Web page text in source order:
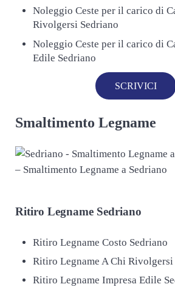
Noleggio Ceste per il carico di
Rivolgersi Sedriano
Noleggio Ceste per il carico di
Edile Sedriano
SCRIVICI
Smaltimento Legname
– Smaltimento Legname a Sedriano
Ritiro Legname Sedriano
Ritiro Legname Costo Sedriano
Ritiro Legname A Chi Rivolgersi
Ritiro Legname Impresa Edile